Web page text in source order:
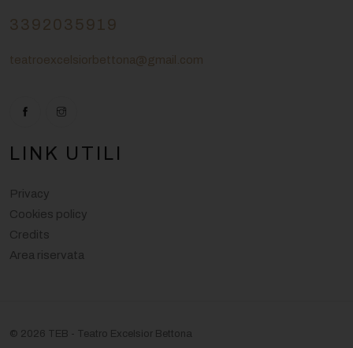
3392035919
teatroexcelsiorbettona@gmail.com
LINK UTILI
Privacy
Cookies policy
Credits
Area riservata
© 2026 TEB - Teatro Excelsior Bettona